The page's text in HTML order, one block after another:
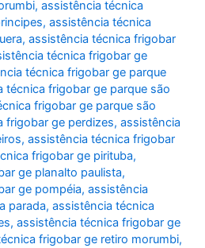
,assistência técnica
,assistência técnica
,assistência técnica frigobar
técnica frigobar ge
técnica frigobar ge parque
técnica frigobar ge parque são
frigobar ge parque são
frigobar ge perdizes,assistência
,assistência técnica frigobar
frigobar ge pirituba,
ge planalto paulista,
ge pompéia,assistência
parada,assistência técnica
,assistência técnica frigobar ge
frigobar ge retiro morumbi,